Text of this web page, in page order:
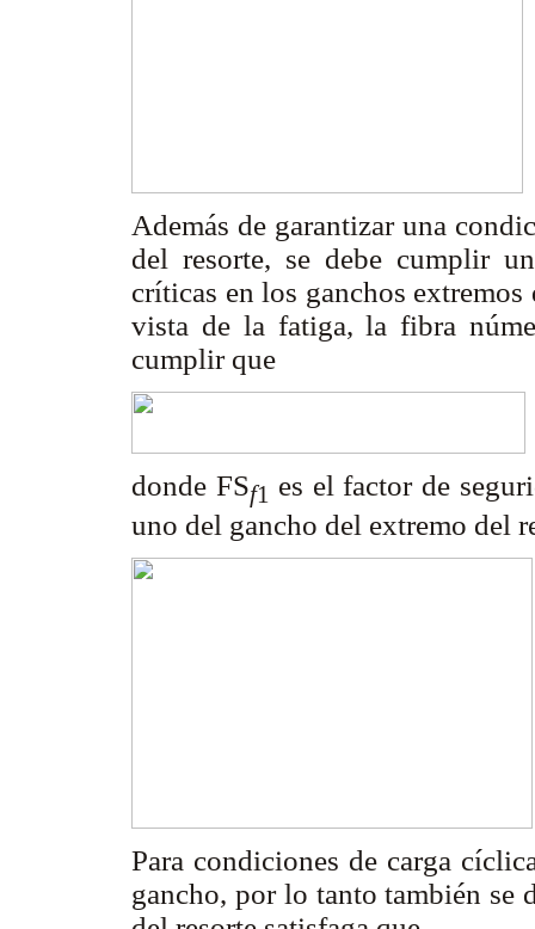
Además de garantizar una
del resorte, se debe cumplir
críticas en los ganchos
vista de la fatiga, la fibra
cumplir que
donde FSf1 es el factor de
uno del gancho del extremo del
Para condiciones de carga
gancho, por lo tanto también se